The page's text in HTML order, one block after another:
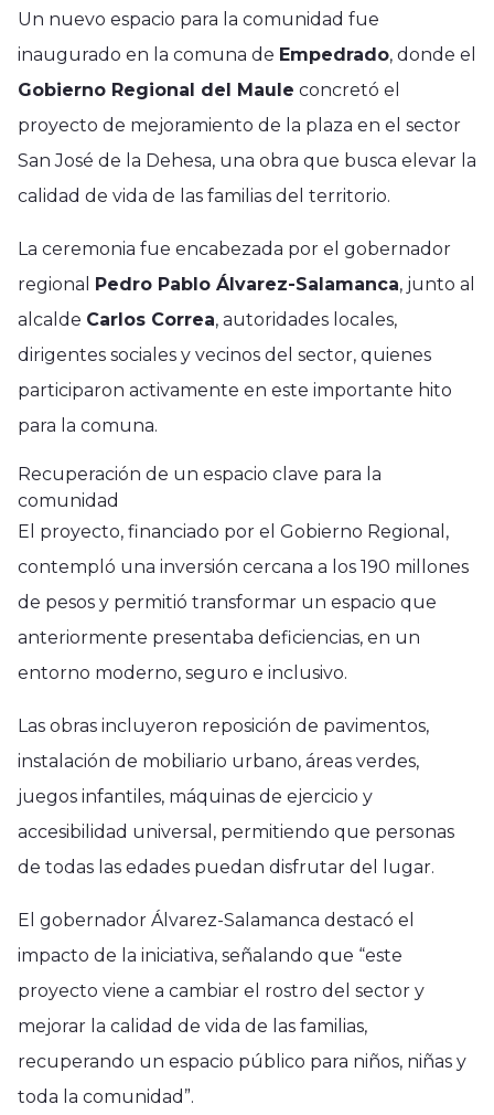
Un nuevo espacio para la comunidad fue
inaugurado en la comuna de Empedrado, donde el
Gobierno Regional del Maule concretó el
proyecto de mejoramiento de la plaza en el sector
San José de la Dehesa, una obra que busca elevar la
calidad de vida de las familias del territorio.
La ceremonia fue encabezada por el gobernador
regional Pedro Pablo Álvarez-Salamanca, junto al
alcalde Carlos Correa, autoridades locales,
dirigentes sociales y vecinos del sector, quienes
participaron activamente en este importante hito
para la comuna.
Recuperación de un espacio clave para la
comunidad
El proyecto, financiado por el Gobierno Regional,
contempló una inversión cercana a los 190 millones
de pesos y permitió transformar un espacio que
anteriormente presentaba deficiencias, en un
entorno moderno, seguro e inclusivo.
Las obras incluyeron reposición de pavimentos,
instalación de mobiliario urbano, áreas verdes,
juegos infantiles, máquinas de ejercicio y
accesibilidad universal, permitiendo que personas
de todas las edades puedan disfrutar del lugar.
El gobernador Álvarez-Salamanca destacó el
impacto de la iniciativa, señalando que “este
proyecto viene a cambiar el rostro del sector y
mejorar la calidad de vida de las familias,
recuperando un espacio público para niños, niñas y
toda la comunidad”.